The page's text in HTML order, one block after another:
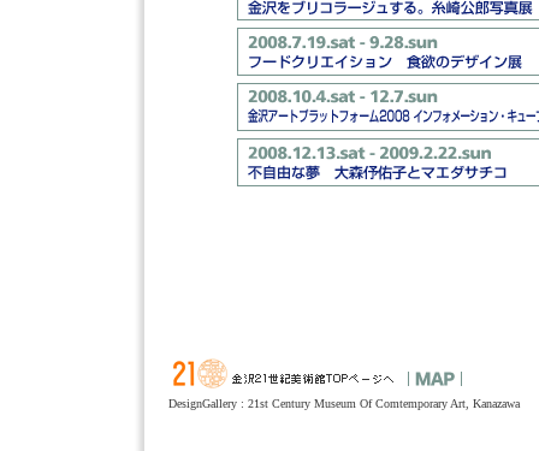
DesignGallery : 21st Century Museum Of Comtemporary Art, Kanazawa